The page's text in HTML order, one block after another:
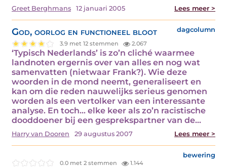
Greet Berghmans 12 januari 2005 Lees meer >
God, oorlog en functioneel bloot dagcolumn
3.9 met 12 stemmen 2.067
‘Typisch Nederlands’ is zo’n cliché waarmee
landnoten ergernis over van alles en nog wat
samenvatten (nietwaar Frank?). Wie deze
woorden in de mond neemt, generaliseert en
kan om die reden nauwelijks serieus genomen
worden als een vertolker van een interessante
analyse. En toch… elke keer als zo’n racistische
dooddoener bij een gesprekspartner van de…
Harry van Dooren 29 augustus 2007 Lees meer >
bewering
0.0 met 2 stemmen 1.144